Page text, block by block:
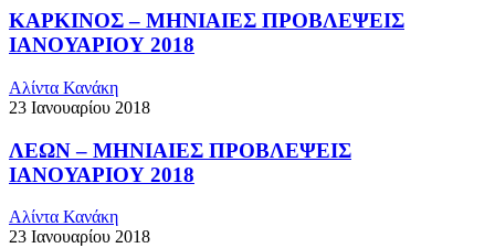
ΚΑΡΚΙΝΟΣ – ΜΗΝΙΑΙΕΣ ΠΡΟΒΛΕΨΕΙΣ
ΙΑΝΟΥΑΡΙΟΥ 2018
Αλίντα Κανάκη
23 Ιανουαρίου 2018
ΛΕΩΝ – ΜΗΝΙΑΙΕΣ ΠΡΟΒΛΕΨΕΙΣ
ΙΑΝΟΥΑΡΙΟΥ 2018
Αλίντα Κανάκη
23 Ιανουαρίου 2018